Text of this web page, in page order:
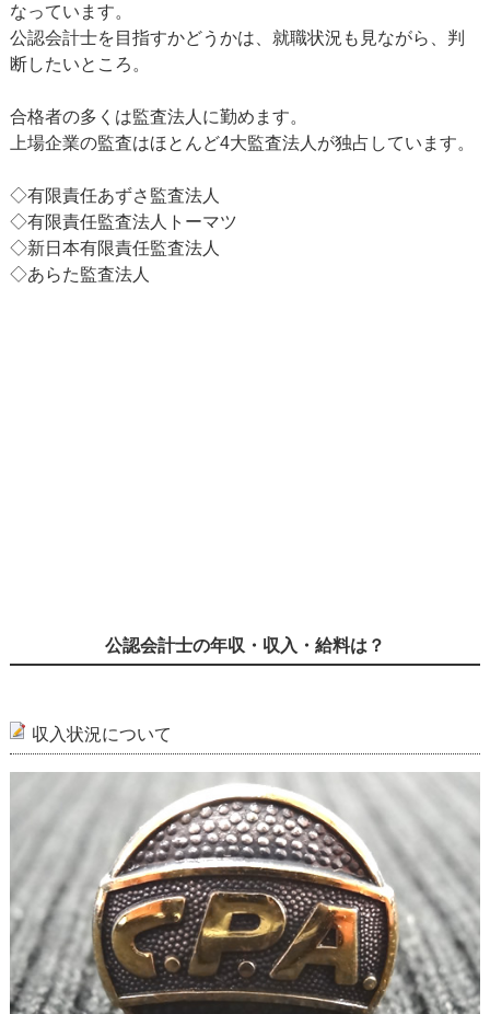
なっています。
公認会計士を目指すかどうかは、就職状況も見ながら、判
断したいところ。
合格者の多くは監査法人に勤めます。
上場企業の監査はほとんど4大監査法人が独占しています。
◇有限責任あずさ監査法人
◇有限責任監査法人トーマツ
◇新日本有限責任監査法人
◇あらた監査法人
公認会計士の年収・収入・給料は？
収入状況について